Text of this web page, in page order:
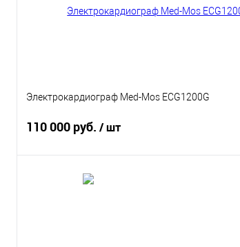
В избранное
Под заказ
Электрокардиограф Med-Mos ECG1200G
110 000 руб. / шт